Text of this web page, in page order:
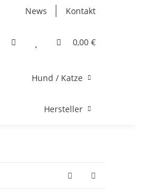
News Kontakt
0,00 €
Hund / Katze
Hersteller